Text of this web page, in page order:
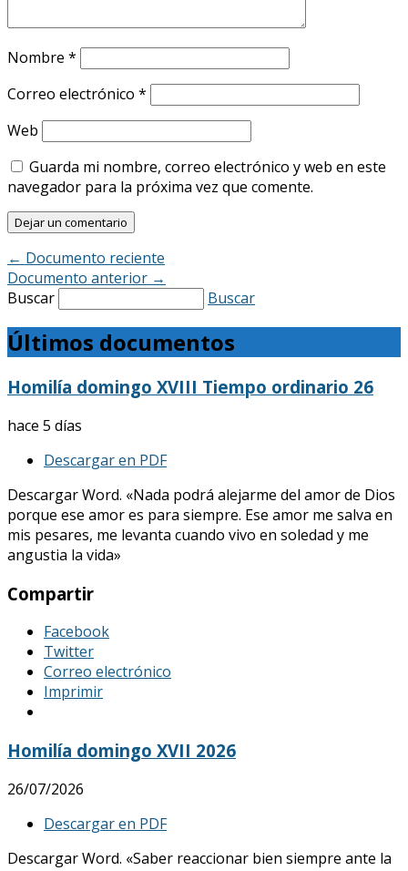
Nombre *
Correo electrónico *
Web
Guarda mi nombre, correo electrónico y web en este
navegador para la próxima vez que comente.
← Documento reciente
Documento anterior →
Buscar
Buscar
Últimos documentos
Homilía domingo XVIII Tiempo ordinario 26
hace 5 días
Descargar en PDF
Descargar Word. «Nada podrá alejarme del amor de Dios
porque ese amor es para siempre. Ese amor me salva en
mis pesares, me levanta cuando vivo en soledad y me
angustia la vida»
Compartir
Facebook
Twitter
Correo electrónico
Imprimir
Homilía domingo XVII 2026
26/07/2026
Descargar en PDF
Descargar Word. «Saber reaccionar bien siempre ante la